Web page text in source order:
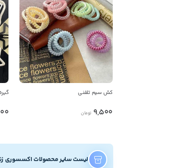
کش سیم تلفنی
9,500 تومان
لیست سایر محصولات اکسسوری